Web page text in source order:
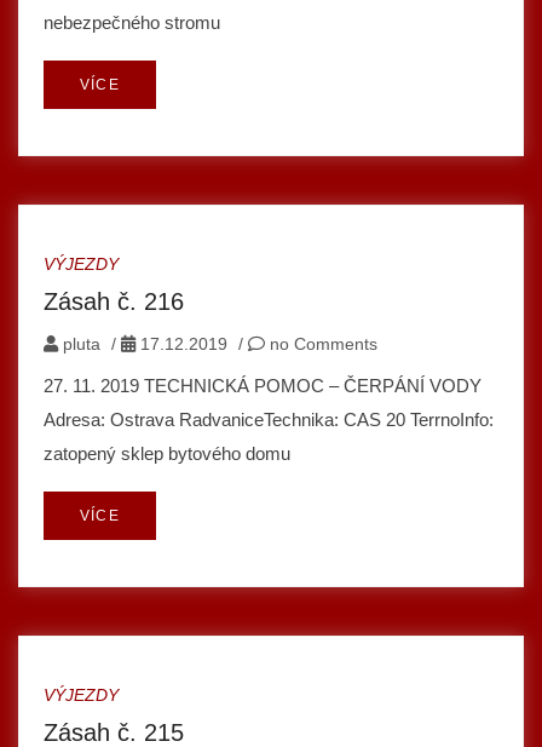
nebezpečného stromu
VÍCE
VÝJEZDY
Zásah č. 216
pluta / 17.12.2019 / no Comments
27. 11. 2019 TECHNICKÁ POMOC – ČERPÁNÍ VODY
Adresa: Ostrava RadvaniceTechnika: CAS 20 TerrnoInfo:
zatopený sklep bytového domu
VÍCE
VÝJEZDY
Zásah č. 215